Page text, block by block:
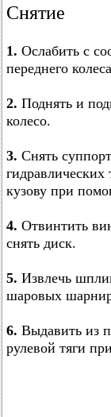
Снятие
1. Ослабить с
переднего
2. Поднять и
колесо.
3. Снять
гидравлических
кузову при
4. Отвинтить
снять диск.
5. Извлечь
шаровых
6. Выдавить из
рулевой тяги